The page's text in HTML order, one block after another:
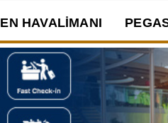
HAVALIMANI